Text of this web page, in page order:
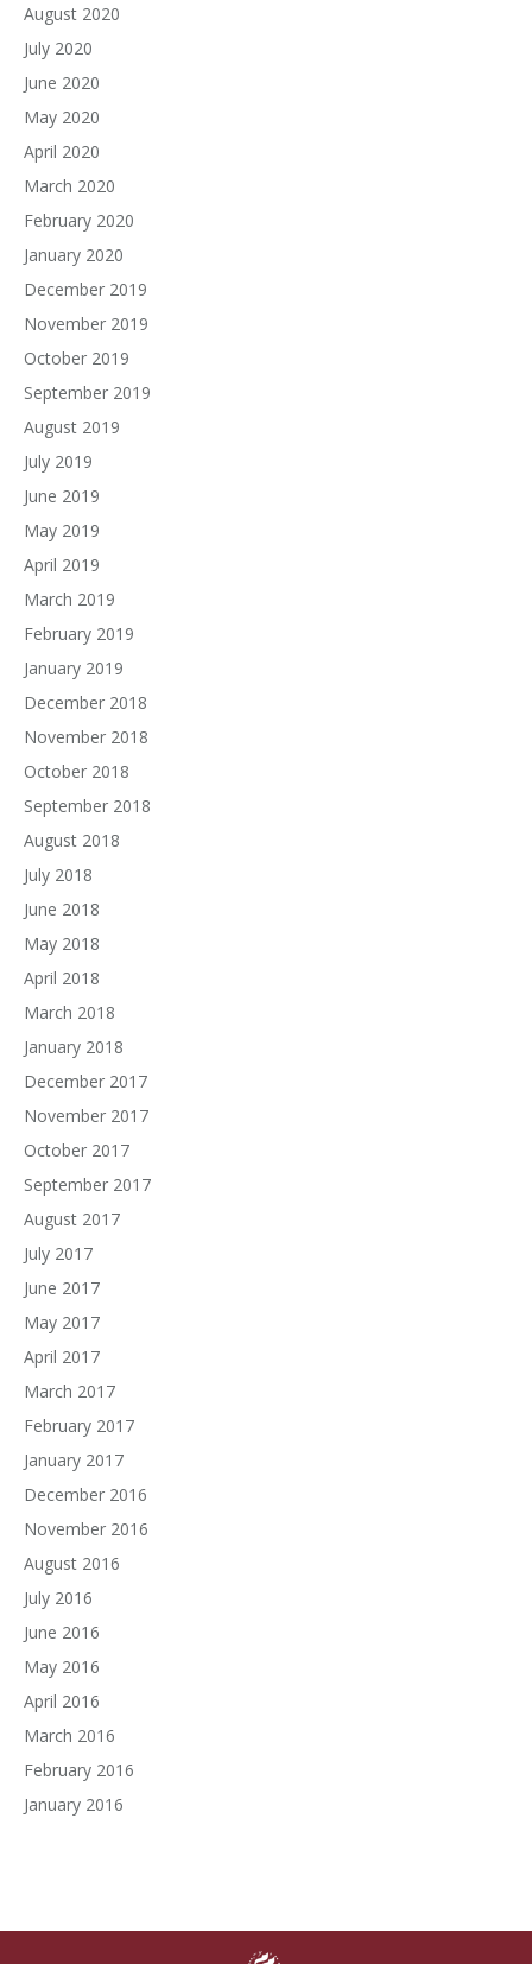
August 2020
July 2020
June 2020
May 2020
April 2020
March 2020
February 2020
January 2020
December 2019
November 2019
October 2019
September 2019
August 2019
July 2019
June 2019
May 2019
April 2019
March 2019
February 2019
January 2019
December 2018
November 2018
October 2018
September 2018
August 2018
July 2018
June 2018
May 2018
April 2018
March 2018
January 2018
December 2017
November 2017
October 2017
September 2017
August 2017
July 2017
June 2017
May 2017
April 2017
March 2017
February 2017
January 2017
December 2016
November 2016
August 2016
July 2016
June 2016
May 2016
April 2016
March 2016
February 2016
January 2016